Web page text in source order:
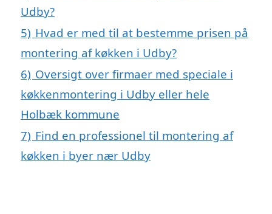
Udby?
5) Hvad er med til at bestemme prisen på
montering af køkken i Udby?
6) Oversigt over firmaer med speciale i
køkkenmontering i Udby eller hele
Holbæk kommune
7) Find en professionel til montering af
køkken i byer nær Udby